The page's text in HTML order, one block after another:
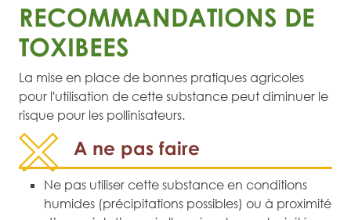
RECOMMANDATIONS DE
TOXIBEES
La mise en place de bonnes pratiques agricoles
pour l'utilisation de cette substance peut diminuer le
risque pour les pollinisateurs.
A ne pas faire
Ne pas utiliser cette substance en conditions
humides (précipitations possibles) ou à proximité